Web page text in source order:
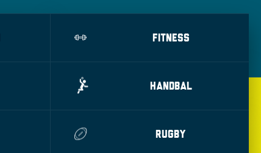
FITNESS
HANDBAL
RUGBY